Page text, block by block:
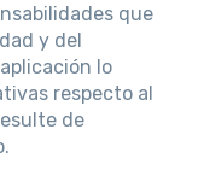
que
y del
lo
respecto al
de